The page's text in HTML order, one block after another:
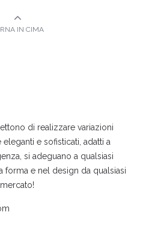
IN CIMA
di realizzare variazioni
e sofisticati, adatti a
si adeguano a qualsiasi
forma e nel design da qualsiasi